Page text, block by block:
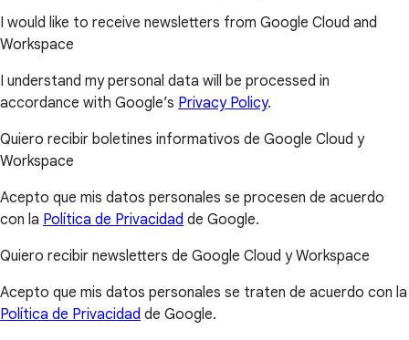
I would like to receive newsletters from Google Cloud and
Workspace
I understand my personal data will be processed in
accordance with Google’s Privacy Policy.
Quiero recibir boletines informativos de Google Cloud y
Workspace
Acepto que mis datos personales se procesen de acuerdo
con la Política de Privacidad de Google.
Quiero recibir newsletters de Google Cloud y Workspace
Acepto que mis datos personales se traten de acuerdo con la
Política de Privacidad de Google.